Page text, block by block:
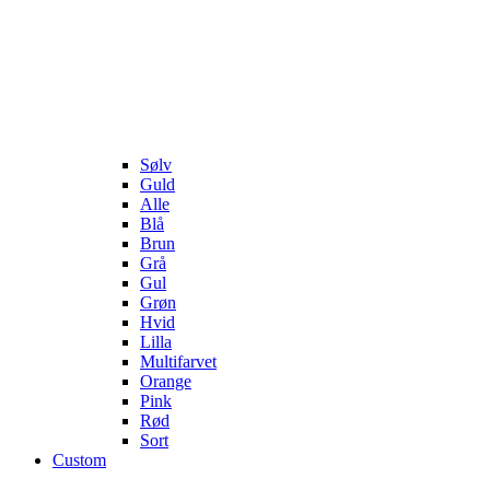
Sølv
Guld
Alle
Blå
Brun
Grå
Gul
Grøn
Hvid
Lilla
Multifarvet
Orange
Pink
Rød
Sort
Custom